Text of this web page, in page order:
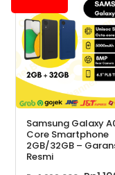
Samsung Galaxy
Core Smartphone
2GB/32GB –
Resmi